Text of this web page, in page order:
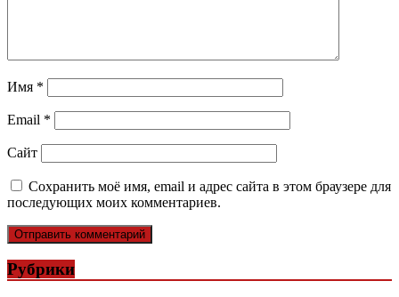
Имя *
Email *
Сайт
Сохранить моё имя, email и адрес сайта в этом браузере для
последующих моих комментариев.
Рубрики